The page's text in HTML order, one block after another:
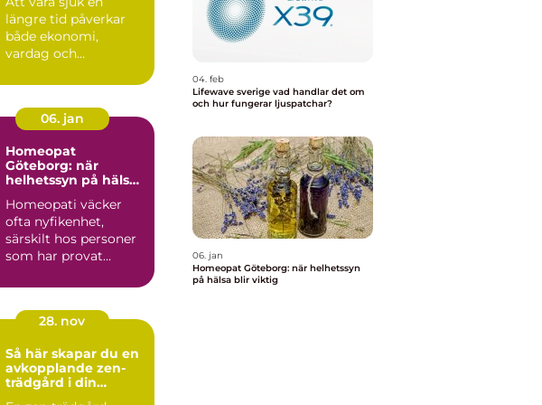
längre tid påverkar
både ekonomi,
vardag och
vet ungefär hur sju...
06. jan
Homeopat
Göteborg: när
helhetssyn på hälsa
Homeopati väcker
ofta nyfikenhet,
särskilt hos personer
som har provat
28. nov
Så här skapar du en
avkopplande zen-
trädgård i din
04. feb
Lifewave sverige vad handlar det om
och hur fungerar ljuspatchar?
06. jan
Homeopat Göteborg: när helhetssyn
på hälsa blir viktig